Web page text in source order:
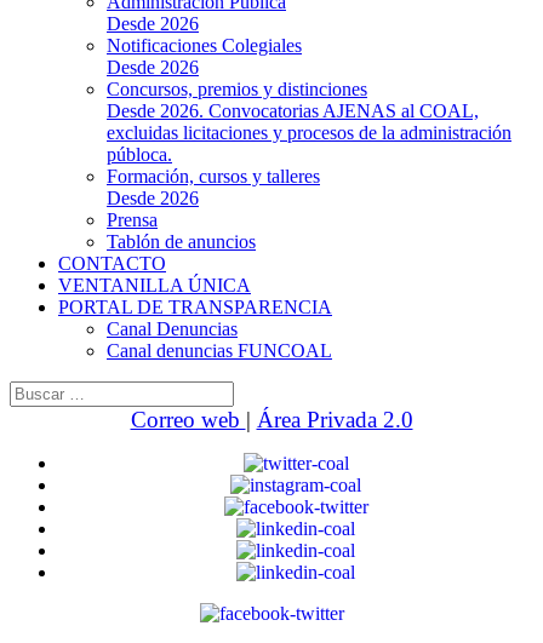
Desde 2026
Notificaciones Colegiales
Desde 2026
Concursos, premios y distinciones
Desde 2026. Convocatorias AJENAS al COAL,
excluidas licitaciones y procesos de la administración
públoca.
Formación, cursos y talleres
Desde 2026
Prensa
Tablón de anuncios
CONTACTO
VENTANILLA ÚNICA
PORTAL DE TRANSPARENCIA
Canal Denuncias
Canal denuncias FUNCOAL
Buscar:
Correo web | Área Privada 2.0